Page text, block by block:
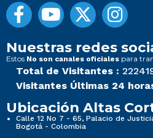
Nuestras redes
Estos No son canales oficiales para
Total de Visitantes :
Visitantes Últimas 24
Ubicación Altas
Calle 12 No 7 - 65, Palacio de
Bogotá - Colombia